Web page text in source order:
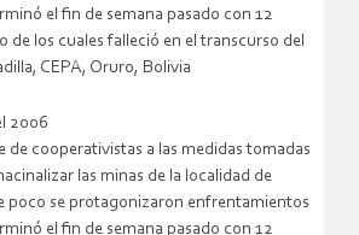
el fin de semana pasado con 12
de los cuales falleció en el transcurso del
CEPA, Oruro, Bolivia
2006
de cooperativistas a las medidas tomadas
las minas de la localidad de
poco se protagonizaron enfrentamientos
el fin de semana pasado con 12